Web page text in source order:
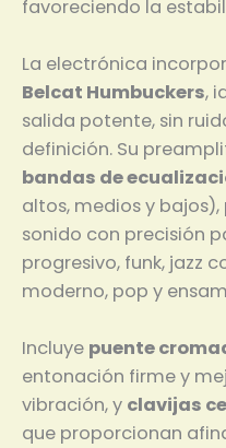
favoreciendo la
La electrónica
Belcat Humbuckers,
salida potente, sin
definición. Su
bandas de
altos, medios y
sonido con precisión
progresivo, funk, jazz
moderno, pop y
Incluye puente
entonación firme y
vibración, y clavijas
que proporcionan